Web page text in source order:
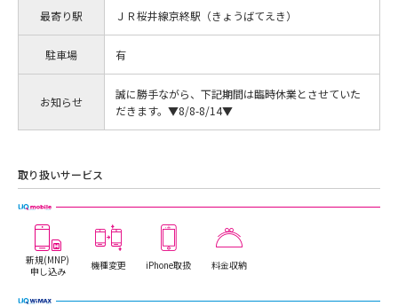
最寄り駅 ＪＲ桜井線京終駅（きょうばてえき）
駐車場 有
お知らせ
誠に勝手ながら、下記期間は臨時休業とさせていた
だきます。▼8/8-8/14▼
取り扱いサービス
新規(MNP)
申し込み
機種変更 iPhone取扱 料金収納